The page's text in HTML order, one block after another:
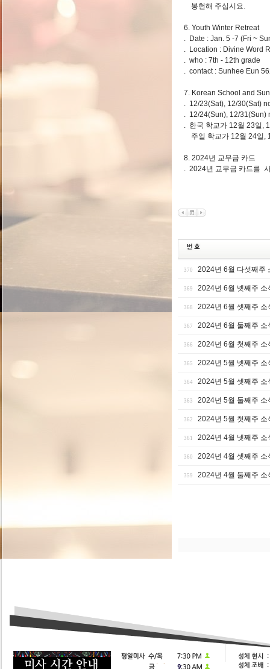
봉헌해 주십시요.
6. Youth Winter Retreat
. Date : Jan. 5 -7 (Fri ~
. Location : Divine Word
. who : 7th - 12th grade
. contact : Sunhee Eun
7. Korean School and
. 12/23(Sat), 12/30(Sat)
. 12/24(Sun), 12/31(Sun)
. 한국 학교가 12월 23일,
주일 학교가 12월 24일,
8. 2024년 교무금 카드
. 2024년 교무금 카드를
370 2024년 6월 다섯째주
369 2024년 6월 넷째주 소
368 2024년 6월 셋째주 소
367 2024년 6월 둘째주 소
366 2024년 6월 첫째주 소
365 2024년 5월 넷째주 소
364 2024년 5월 셋째주 소
363 2024년 5월 둘째주 소
362 2024년 5월 첫째주 소
361 2024년 4월 넷째주 소
360 2024년 4월 셋째주 소
359 2024년 4월 둘째주 소